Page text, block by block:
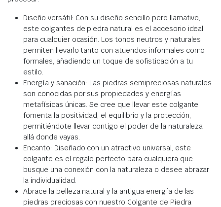
Diseño versátil: Con su diseño sencillo pero llamativo,
este colgantes de piedra natural es el accesorio ideal
para cualquier ocasión. Los tonos neutros y naturales
permiten llevarlo tanto con atuendos informales como
formales, añadiendo un toque de sofisticación a tu
estilo.
Energía y sanación: Las piedras semipreciosas naturales
son conocidas por sus propiedades y energías
metafísicas únicas. Se cree que llevar este colgante
fomenta la positividad, el equilibrio y la protección,
permitiéndote llevar contigo el poder de la naturaleza
allá donde vayas.
Encanto: Diseñado con un atractivo universal, este
colgante es el regalo perfecto para cualquiera que
busque una conexión con la naturaleza o desee abrazar
la individualidad.
Abrace la belleza natural y la antigua energía de las
piedras preciosas con nuestro Colgante de Piedra